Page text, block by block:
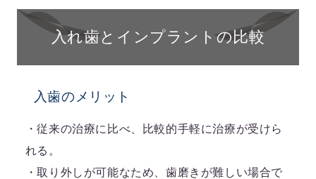
入れ歯とインプラントの比較
入歯のメリット
・従来の治療に比べ、比較的手軽に治療が受けら
れる。
・取り外しが可能なため、歯磨きが難しい場合で